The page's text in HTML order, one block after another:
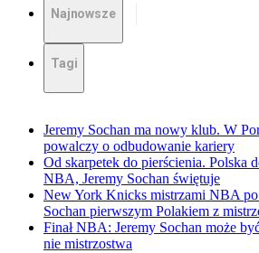
Najnowsze
Tagi
Jeremy Sochan ma nowy klub. W
powalczy o odbudowanie kariery
Od skarpetek do pierścienia. Polska
NBA, Jeremy Sochan świętuje
New York Knicks mistrzami NBA po
Sochan pierwszym Polakiem z
Finał NBA: Jeremy Sochan może
nie mistrzostwa